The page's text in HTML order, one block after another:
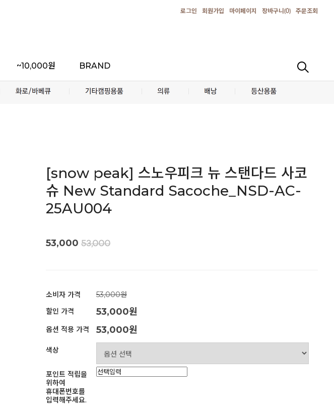
로그인 회원가입 마이페이지 장바구니(0) 주문조회
~10,000원 BRAND
[snow peak] 스노우피크 뉴 스탠다드 사코
슈 New Standard Sacoche_NSD-AC-
25AU004
53,000 53,000
소비자 가격
53,000원
할인 가격
53,000원
옵션 적용 가격 53,000원
색상
포인트 적립을
위하여
휴대폰번호를
입력해주세요.